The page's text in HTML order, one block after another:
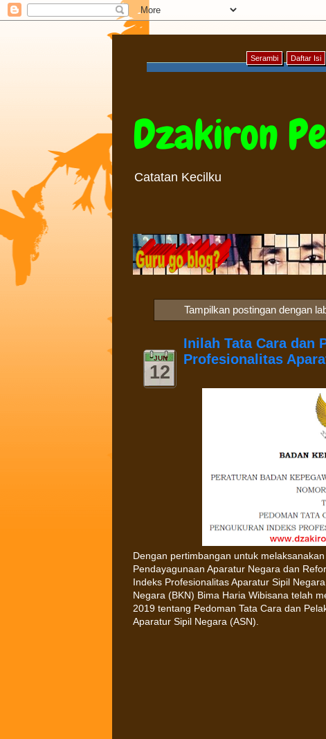
Serambi Daftar Isi
Dzakiron
Catatan Kecilku
Tampilkan postingan dengan
JUN
12
Inilah Tata Cara dan
Profesionalitas
Dengan pertimbangan untuk
Pendayagunaan Aparatur Negara dan
Indeks Profesionalitas Aparatur Sipil
Negara (BKN) Bima Haria Wibisana telah
2019 tentang Pedoman Tata Cara dan
Aparatur Sipil Negara (ASN).